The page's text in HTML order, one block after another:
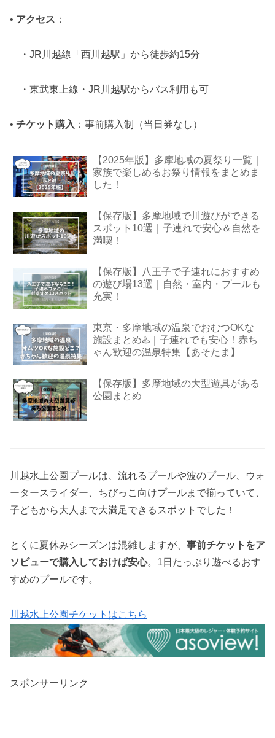
• アクセス ：
・JR川越線「西川越駅」から徒歩約15分
・東武東上線・JR川越駅からバス利用も可
• チケット購入 ：事前購入制（当日券なし）
【2025年版】多摩地域の夏祭り一覧｜
家族で楽しめるお祭り情報をまとめま
した！
【保存版】多摩地域で川遊びができる
スポット10選｜子連れで安心＆自然を
満喫！
【保存版】八王子で子連れにおすすめ
の遊び場13選｜自然・室内・プールも
充実！
東京・多摩地域の温泉でおむつOKな
施設まとめ♨️｜子連れでも安心！赤ち
ゃん歓迎の温泉特集【あそたま】
【保存版】多摩地域の大型遊具がある
公園まとめ
川越水上公園プールは、流れるプールや波のプール、ウォ
ータースライダー、ちびっこ向けプールまで揃っていて、
子どもから大人まで大満足できるスポットでした！
とくに夏休みシーズンは混雑しますが、 事前チケットをア
ソビューで購入しておけば安心。1日たっぷり遊べるおす
すめのプールです。
川越水上公園チケットはこちら
スポンサーリンク